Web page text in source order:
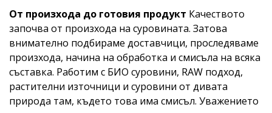
От произхода до готовия продукт Качеството
започва от произхода на суровината. Затова
внимателно подбираме доставчици, проследяваме
произхода, начина на обработка и смисъла на всяка
съставка. Работим с БИО суровини, RAW подход,
растителни източници и суровини от дивата
природа там, където това има смисъл. Уважението